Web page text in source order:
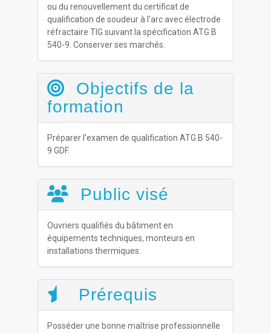
ou du renouvellement du certificat de
qualification de soudeur à l'arc avec électrode
réfractaire TIG suivant la spécification ATG B
540-9. Conserver ses marchés.
Objectifs de la
formation
Préparer l'examen de qualification ATG B 540-
9 GDF.
Public visé
Ouvriers qualifiés du bâtiment en
équipements techniques, monteurs en
installations thermiques.
Prérequis
Posséder une bonne maîtrise professionnelle